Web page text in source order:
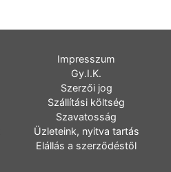
Impresszum
Gy.I.K.
Szerzői jog
Szállítási költség
Szavatosság
Üzleteink, nyitva tartás
Elállás a szerződéstől